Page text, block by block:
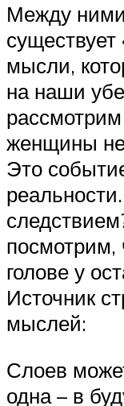
Между
существует
мысли,
на наши
женщины
Это
посмотрим,
голове у
Источник
мыслей:
Слоев
одна – в